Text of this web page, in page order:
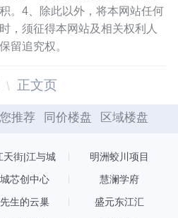
。4、除此以外，将本网站任何
，须征得本网站及相关权利人
留追究权。
正文页
推荐 同价楼盘 区域楼盘
天街|江与城 明洲蛟川项目
芯创中心 慧澜学府
生的云巢 盛元东江汇